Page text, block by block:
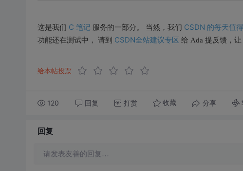
这是我们 C 笔记 服务的一部分。 当然，我们 CSDN 的每天值
功能还在测试中， 请到 CSDN全站建议专区 给 Ada 提反馈，让
给本帖投票
120 回复 打赏 收藏 分享
回复
请发表友善的回复…